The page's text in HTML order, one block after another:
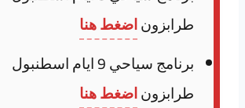
طرابزوناضغط هنا
برنامج سياحي 9 ايام اسطنبول
طرابزوناضغط هنا